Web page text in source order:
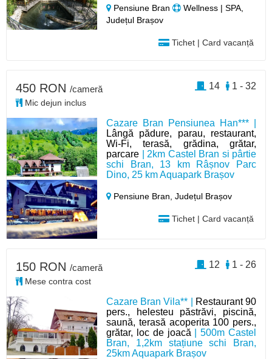
Pensiune Bran
Wellness | SPA,
Județul Brașov
Tichet | Card vacanță
Cazare Bran Pensiunea Han*** |
Lângă pădure, parau, restaurant,
Wi-Fi, terasă, grădina, grătar,
parcare | 2km Castel Bran si pârtie
schi Bran, 13 km Râșnov Parc
Dino, 25 km Aquapark Brașov
Pensiune Bran,Județul Brașov
Tichet | Card vacanță
450 RON /cameră
Mic dejun inclus
1 - 32
14
Cazare Bran Vila** |
Restaurant 90
pers., helesteu păstrăvi, piscină,
saună, terasă acoperita 100 pers.,
grătar, loc de joacă | 500m Castel
Bran, 1,2km stațiune schi Bran,
25km Aquapark Brașov
150 RON /cameră
Mese contra cost
1 - 26
12